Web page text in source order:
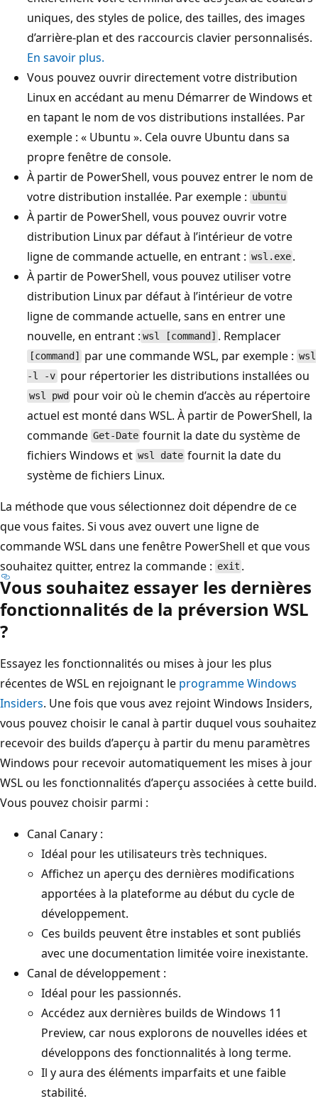
uniques, des styles de police, des tailles, des images
d’arrière-plan et des raccourcis clavier personnalisés.
En savoir plus.
Vous pouvez ouvrir directement votre distribution
Linux en accédant au menu Démarrer de Windows et
en tapant le nom de vos distributions installées. Par
exemple : « Ubuntu ». Cela ouvre Ubuntu dans sa
propre fenêtre de console.
À partir de PowerShell, vous pouvez entrer le nom de
votre distribution installée. Par exemple : ubuntu
À partir de PowerShell, vous pouvez ouvrir votre
distribution Linux par défaut à l’intérieur de votre
ligne de commande actuelle, en entrant : wsl.exe .
À partir de PowerShell, vous pouvez utiliser votre
distribution Linux par défaut à l’intérieur de votre
ligne de commande actuelle, sans en entrer une
nouvelle, en entrant : wsl [command] . Remplacer
[command] par une commande WSL, par exemple : wsl
-l -v pour répertorier les distributions installées ou
wsl pwd pour voir où le chemin d’accès au répertoire
actuel est monté dans WSL. À partir de PowerShell, la
commande Get-Date fournit la date du système de
fichiers Windows et wsl date fournit la date du
système de fichiers Linux.
La méthode que vous sélectionnez doit dépendre de ce
que vous faites. Si vous avez ouvert une ligne de
commande WSL dans une fenêtre PowerShell et que vous
souhaitez quitter, entrez la commande : exit .
Vous souhaitez essayer les dernières
fonctionnalités de la préversion WSL
?
Essayez les fonctionnalités ou mises à jour les plus
récentes de WSL en rejoignant le programme Windows
Insiders. Une fois que vous avez rejoint Windows Insiders,
vous pouvez choisir le canal à partir duquel vous souhaitez
recevoir des builds d’aperçu à partir du menu paramètres
Windows pour recevoir automatiquement les mises à jour
WSL ou les fonctionnalités d’aperçu associées à cette build.
Vous pouvez choisir parmi :
Canal Canary :
Idéal pour les utilisateurs très techniques.
Affichez un aperçu des dernières modifications
apportées à la plateforme au début du cycle de
développement.
Ces builds peuvent être instables et sont publiés
avec une documentation limitée voire inexistante.
Canal de développement :
Idéal pour les passionnés.
Accédez aux dernières builds de Windows 11
Preview, car nous explorons de nouvelles idées et
développons des fonctionnalités à long terme.
Il y aura des éléments imparfaits et une faible
stabilité.